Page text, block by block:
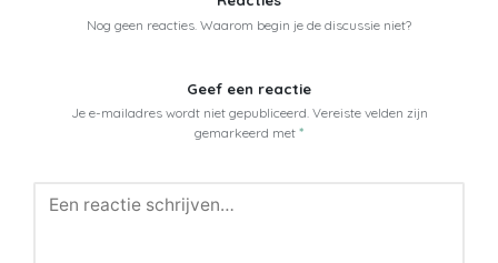
Nog geen reacties. Waarom begin je de discussie niet?
Geef een reactie
Je e-mailadres wordt niet gepubliceerd. Vereiste velden zijn
gemarkeerd met *